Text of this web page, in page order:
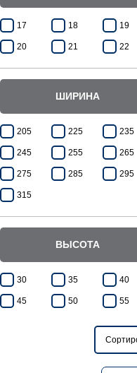
17 18 19
20 21 22
ШИРИНА
205 225 235
245 255 265
275 285 295
315
ВЫСОТА
30 35 40
45 50 55